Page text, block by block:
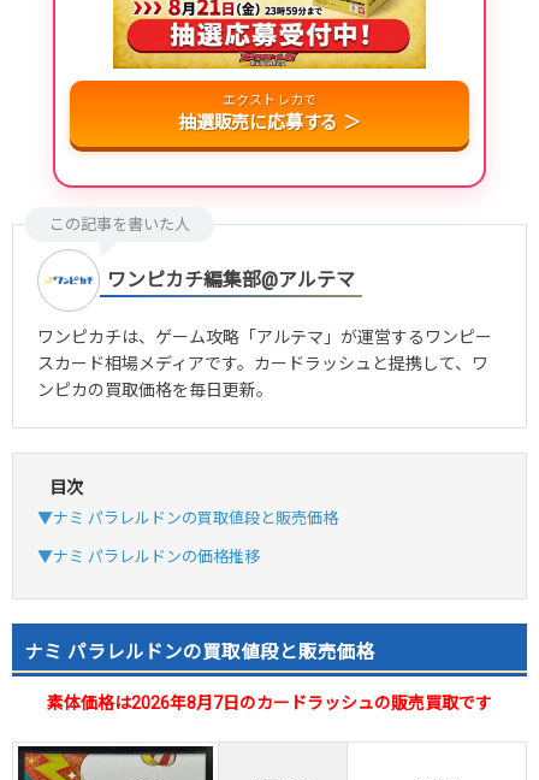
エクストレカで
抽選販売に応募する ＞
この記事を書いた人
ワンピカチ編集部@アルテマ
ワンピカチは、ゲーム攻略「アルテマ」が運営するワンピー
スカード相場メディアです。カードラッシュと提携して、ワ
ンピカの買取価格を毎日更新。
目次
▼ナミ パラレルドンの買取値段と販売価格
▼ナミ パラレルドンの価格推移
ナミ パラレルドンの買取値段と販売価格
素体価格は2026年8月7日のカードラッシュの販売買取です